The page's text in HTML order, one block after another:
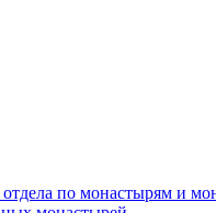
по монастырям и